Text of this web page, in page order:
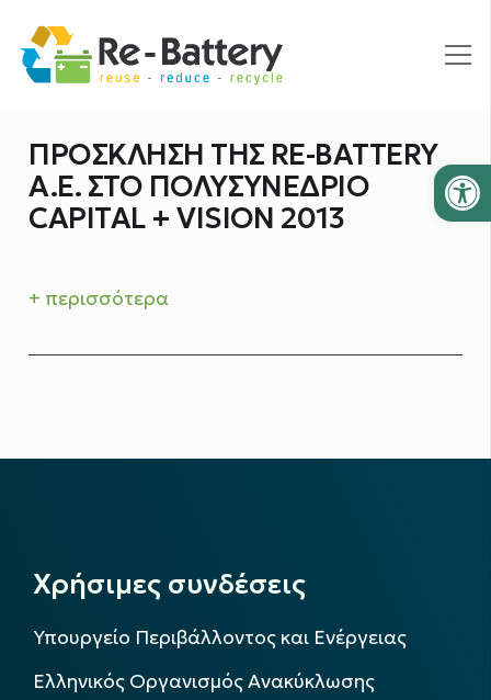
ΠΡΟΣΚΛΗΣΗ ΤΗΣ RE-BATTERY
A.E. ΣΤΟ ΠΟΛΥΣΥΝΕΔΡΙΟ
CAPITAL + VISION 2013
+ περισσότερα
Χρήσιμες συνδέσεις
Υπουργείο Περιβάλλοντος και Ενέργειας
Ελληνικός Οργανισμός Ανακύκλωσης